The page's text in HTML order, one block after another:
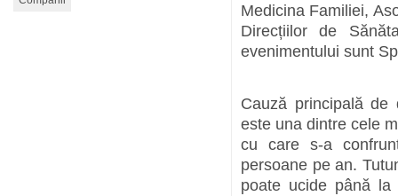
Medicina Familiei,
Direcțiilor de
evenimentului sunt
Cauză principală
este una dintre cele
cu care s-a
persoane pe an.
poate ucide până